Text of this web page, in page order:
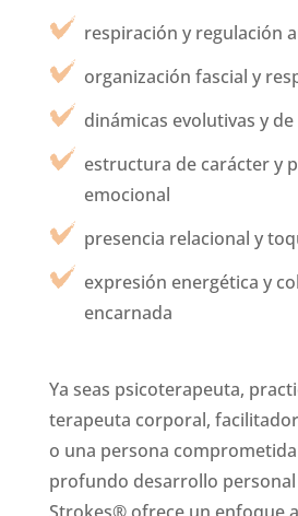
respiración y regulación
organización fascial y
dinámicas evolutivas y de
estructura de carácter y
emocional
presencia relacional y
expresión energética y
encarnada
Ya seas psicoterapeuta,
terapeuta corporal,
o una persona
profundo desarrollo